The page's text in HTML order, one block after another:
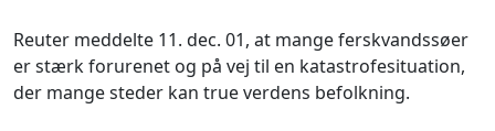
Reuter meddelte 11. dec. 01, at mange ferskvandssøer
er stærk forurenet og på vej til en katastrofesituation,
der mange steder kan true verdens befolkning.